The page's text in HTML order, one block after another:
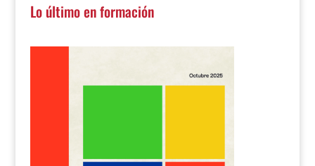
Lo último en formación